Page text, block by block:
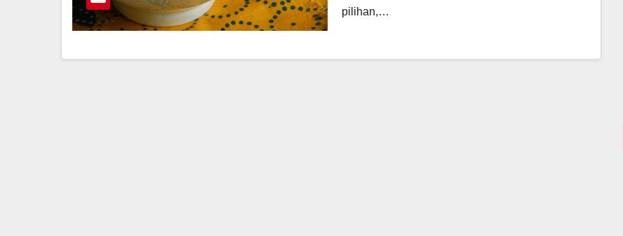
pilihan,…